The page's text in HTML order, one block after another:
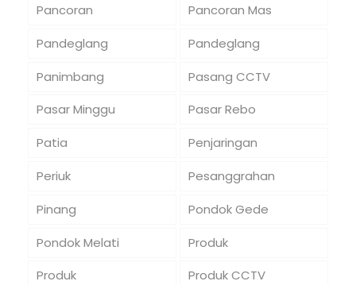
Pancoran
Pancoran Mas
Pandeglang
Pandeglang
Panimbang
Pasang CCTV
Pasar Minggu
Pasar Rebo
Patia
Penjaringan
Periuk
Pesanggrahan
Pinang
Pondok Gede
Pondok Melati
Produk
Produk
Produk CCTV